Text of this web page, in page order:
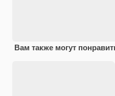
Вам также могут